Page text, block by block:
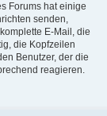
Forums hat einige
senden,
E-Mail, die
die Kopfzeilen
Benutzer, der die
reagieren.